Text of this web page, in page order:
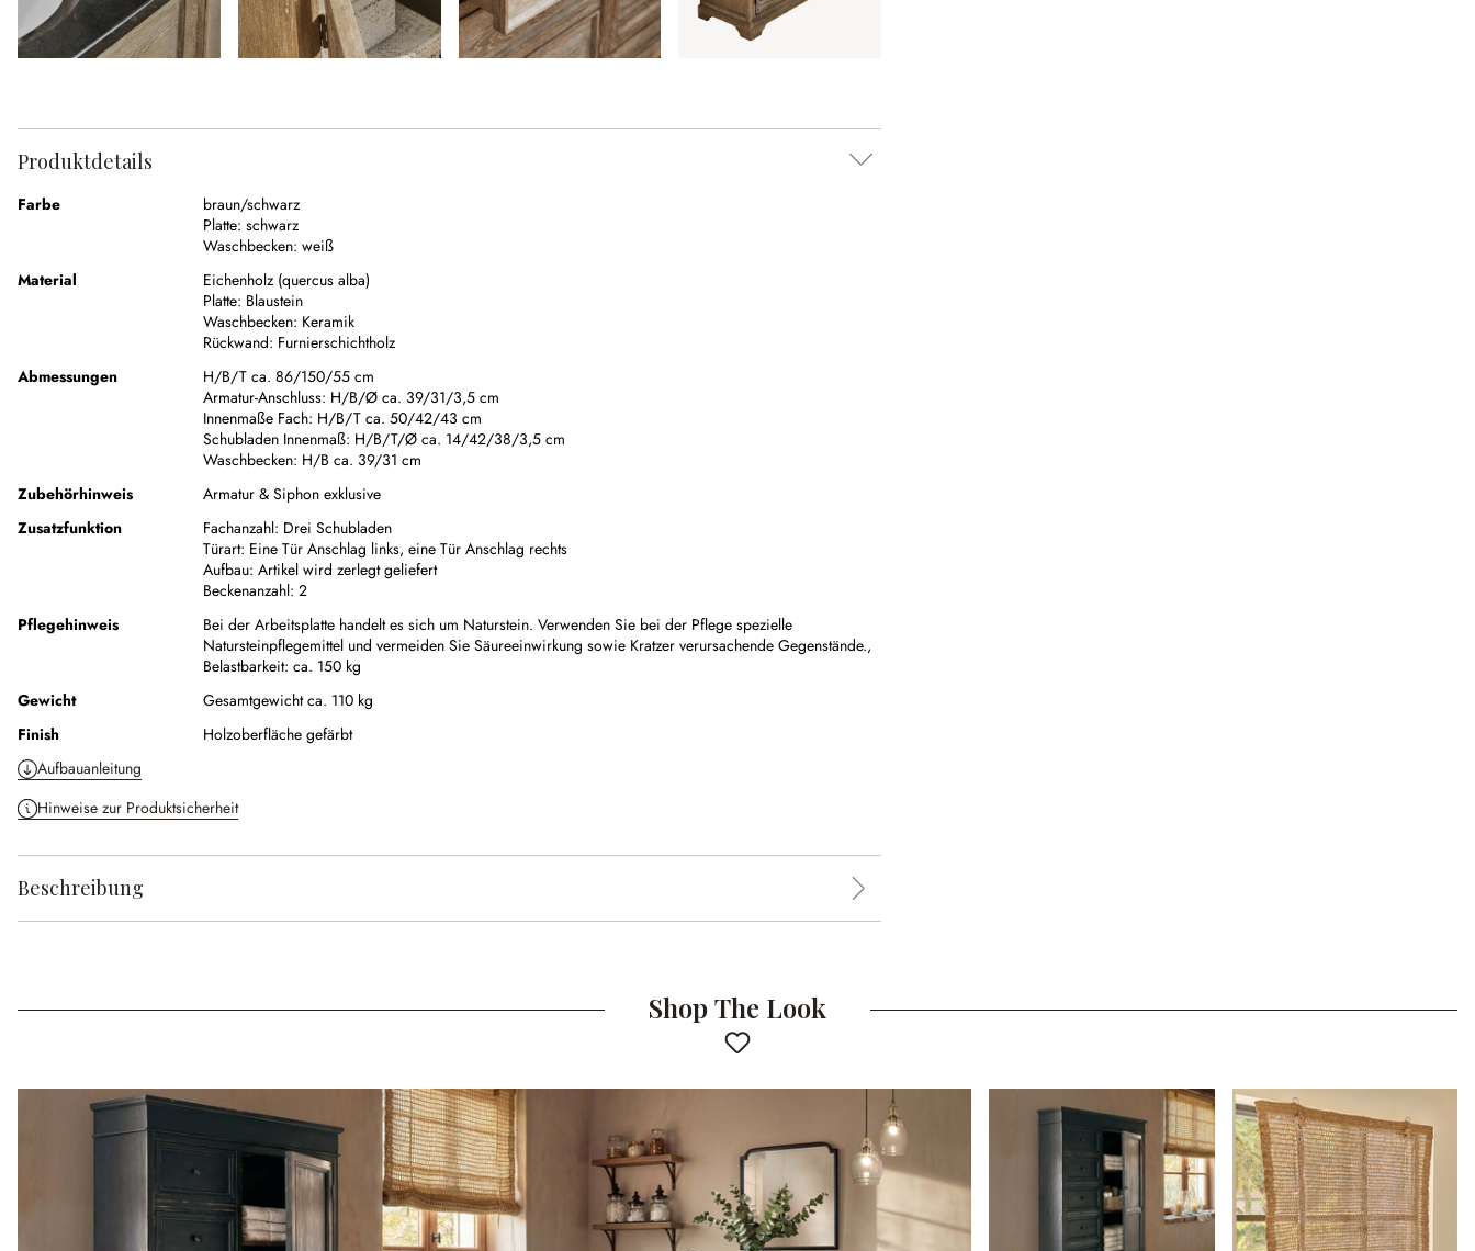
Produktdetails
Farbe
braun/schwarz
Platte: schwarz
Waschbecken: weiß
Material
Eichenholz (quercus alba)
Platte: Blaustein
Waschbecken: Keramik
Rückwand: Furnierschichtholz
Abmessungen
H/B/T ca. 86/150/55 cm
Armatur-Anschluss: H/B/Ø ca. 39/31/3,5 cm
Innenmaße Fach: H/B/T ca. 50/42/43 cm
Schubladen Innenmaß: H/B/T/Ø ca. 14/42/38/3,5 cm
Waschbecken: H/B ca. 39/31 cm
Zubehörhinweis
Armatur & Siphon exklusive
Zusatzfunktion
Fachanzahl: Drei Schubladen
Türart: Eine Tür Anschlag links, eine Tür Anschlag rechts
Aufbau: Artikel wird zerlegt geliefert
Beckenanzahl: 2
Pflegehinweis
Bei der Arbeitsplatte handelt es sich um Naturstein. Verwenden Sie bei der Pflege spezielle
Natursteinpflegemittel und vermeiden Sie Säureeinwirkung sowie Kratzer verursachende Gegenstände.,
Belastbarkeit: ca. 150 kg
Gewicht
Gesamtgewicht ca. 110 kg
Finish
Holzoberfläche gefärbt
Aufbauanleitung
Hinweise zur Produktsicherheit
Beschreibung
Shop The Look